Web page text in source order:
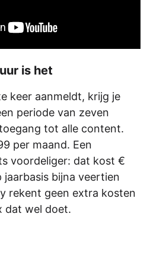
is het
keer aanmeldt, krijg je
periode van zeven
tot alle content.
per maand. Een
voordeliger: dat kost €
bijna veertien
rekent geen extra kosten
dat wel doet.